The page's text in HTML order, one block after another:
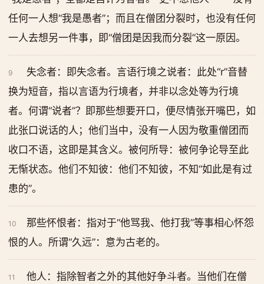
任何一人想“我是愚者”；而且在僧团分裂时，也没有任何
一人去想另一件事，即“僧团是因我而分裂”这一原因。
9
失念者：即失念者。言语行境之说者：此处“r”音替
换为短音，指以言语为行境者，并非以念处等为行境
者。何谓“说者”？即那些想要开口，便尽情张开嘴巴，如
此张口说话的人；他们当中，没有一人因为敬重僧团而
收口不语，这即是其含义。被何所导：被何争论导至此
无惭状态。他们不知彼：他们不知彼，不知“如此是有过
患的”。
10
那些怀恨者：指对于“他骂我、他打我”等事相心怀怨
恨的人。所谓“久远”：意为古老的。
11
他人：指除智者之外的其他好争斗者。当他们在僧